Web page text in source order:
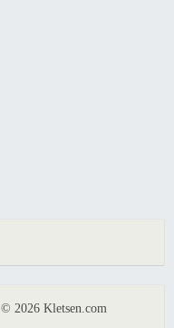
© 2026 Kletsen.com